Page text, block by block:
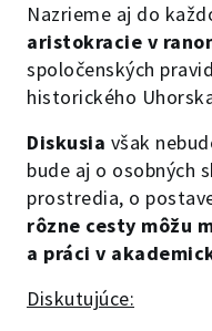
Nazrieme aj do
aristokracie v
spoločenských
historického
Diskusia však
bude aj o osobných
prostredia, o
rôzne cesty môžu
a práci v
Diskutujúce: